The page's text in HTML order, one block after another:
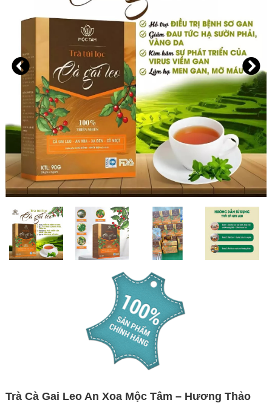
Trà Cà Gai Leo An Xoa Mộc Tâm – Hương Thảo Mộc Cho Ngày Thư Thái
Trà Cà Gai Leo An Xoa Mộc Tâm – Hương Thảo